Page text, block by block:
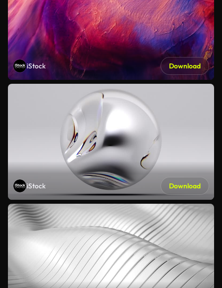
iStock Download
iStock Download